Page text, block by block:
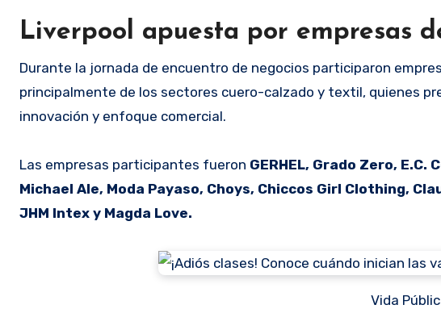
Liverpool apuesta por empresas
Durante la jornada de encuentro de negocios participaron
principalmente de los sectores cuero-calzado y textil, quienes
innovación y enfoque comercial.
Las empresas participantes fueron GERHEL, Grado Zero,
Michael Ale, Moda Payaso, Choys, Chiccos Girl Clothing,
JHM Intex y Magda Love.
Vida